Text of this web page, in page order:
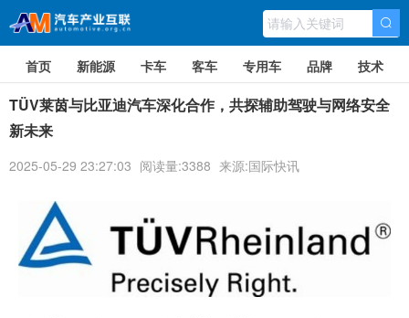
首页 新能源 卡车 客车 专用车 品牌 技术
TÜV莱茵与比亚迪汽车深化合作，共探辅助驾驶与网络安全
新未来
2025-05-29 23:27:03 阅读量:3388 来源:国际快讯